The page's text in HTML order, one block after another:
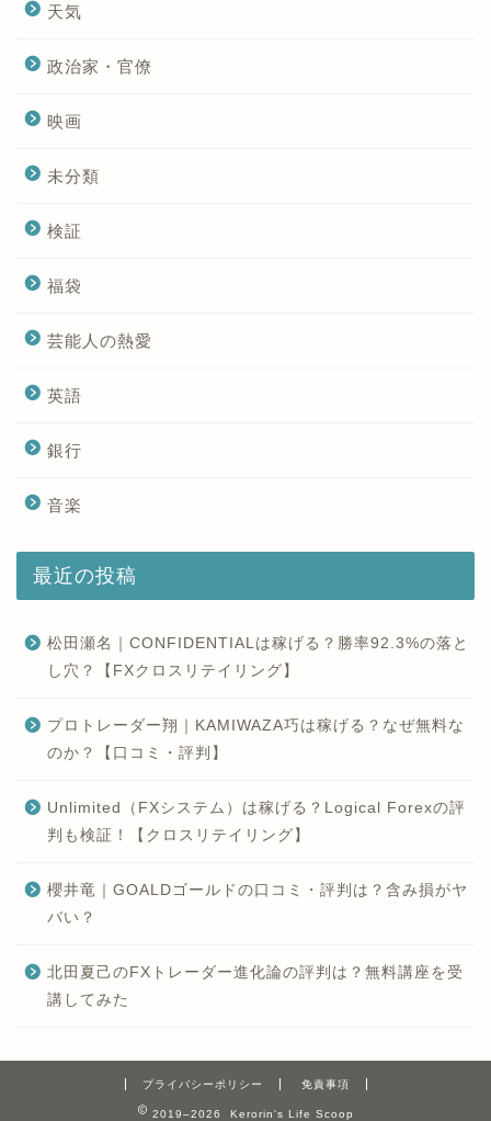
天気
政治家・官僚
映画
未分類
検証
福袋
芸能人の熱愛
英語
銀行
音楽
最近の投稿
松田瀬名｜CONFIDENTIALは稼げる？勝率92.3%の落と
し穴？【FXクロスリテイリング】
プロトレーダー翔｜KAMIWAZA巧は稼げる？なぜ無料な
のか？【口コミ・評判】
Unlimited（FXシステム）は稼げる？Logical Forexの評
判も検証！【クロスリテイリング】
櫻井竜｜GOALDゴールドの口コミ・評判は？含み損がヤ
バい？
北田夏己のFXトレーダー進化論の評判は？無料講座を受
講してみた
プライバシーポリシー 免責事項
2019–2026 Kerorin's Life Scoop